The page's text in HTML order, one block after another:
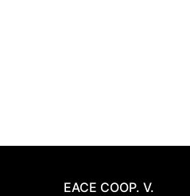
EACE COOP. V.